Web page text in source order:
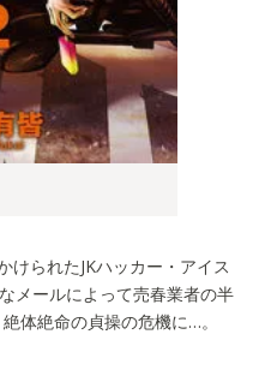
けられたJKハッカー・アイス
メールによって売春業者の半
体絶命の貞操の危機に…。